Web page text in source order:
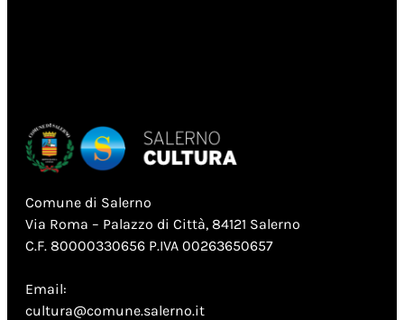
Comune di Salerno
Via Roma – Palazzo di Città, 84121 Salerno
C.F. 80000330656 P.IVA 00263650657
Email:
cultura@comune.salerno.it